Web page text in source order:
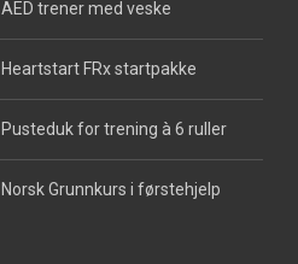
AED trener med veske
Heartstart FRx startpakke
Pusteduk for trening à 6 ruller
Norsk Grunnkurs i førstehjelp